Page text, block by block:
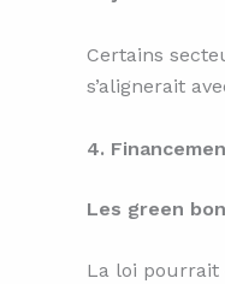
Certains
s’alignerait
4.
Les green
La loi pourrait